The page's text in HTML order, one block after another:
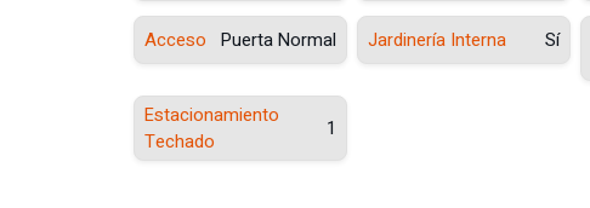
Acceso Puerta Normal Jardinería Interna Sí
Estacionamiento
Techado
1